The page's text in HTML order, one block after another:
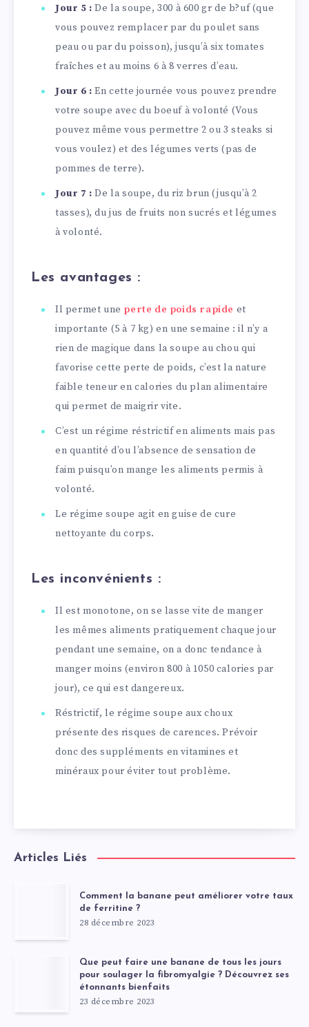
Jour 5 : De la soupe, 300 à 600 gr de b?uf (que
vous pouvez remplacer par du poulet sans
peau ou par du poisson), jusqu’à six tomates
fraîches et au moins 6 à 8 verres d’eau.
Jour 6 : En cette journée vous pouvez prendre
votre soupe avec du boeuf à volonté (Vous
pouvez même vous permettre 2 ou 3 steaks si
vous voulez) et des légumes verts (pas de
pommes de terre).
Jour 7 : De la soupe, du riz brun (jusqu’à 2
tasses), du jus de fruits non sucrés et légumes
à volonté.
Les avantages :
Il permet une perte de poids rapide et
importante (5 à 7 kg) en une semaine : il n’y a
rien de magique dans la soupe au chou qui
favorise cette perte de poids, c’est la nature
faible teneur en calories du plan alimentaire
qui permet de maigrir vite.
C’est un régime réstrictif en aliments mais pas
en quantité d’ou l’absence de sensation de
faim puisqu’on mange les aliments permis à
volonté.
Le régime soupe agit en guise de cure
nettoyante du corps.
Les inconvénients :
Il est monotone, on se lasse vite de manger
les mêmes aliments pratiquement chaque jour
pendant une semaine, on a donc tendance à
manger moins (environ 800 à 1050 calories par
jour), ce qui est dangereux.
Réstrictif, le régime soupe aux choux
présente des risques de carences. Prévoir
donc des suppléments en vitamines et
minéraux pour éviter tout problème.
Articles Liés
Comment la banane peut améliorer votre taux
de ferritine ?
28 décembre 2023
Que peut faire une banane de tous les jours
pour soulager la fibromyalgie ? Découvrez ses
étonnants bienfaits
23 décembre 2023